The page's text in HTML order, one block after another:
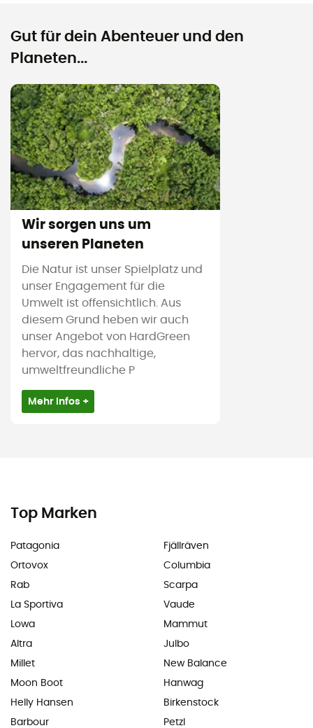
Gut für dein Abenteuer und den
Planeten...
Wir sorgen uns um
unseren Planeten
Die Natur ist unser Spielplatz und
unser Engagement für die
Umwelt ist offensichtlich. Aus
diesem Grund heben wir auch
unser Angebot von HardGreen
hervor, das nachhaltige,
umweltfreundliche P
Mehr Infos +
Top Marken
Patagonia
Ortovox
Rab
La Sportiva
Lowa
Altra
Millet
Moon Boot
Helly Hansen
Barbour
Fjällräven
Columbia
Scarpa
Vaude
Mammut
Julbo
New Balance
Hanwag
Birkenstock
Petzl